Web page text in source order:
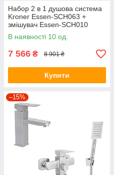
Набор 2 в 1 душова система
Kroner Essen-SCH063 +
змішувач Essen-SCH010
В наявності 10 од.
7 566 ₴ 8 901 ₴
Купити
–15%